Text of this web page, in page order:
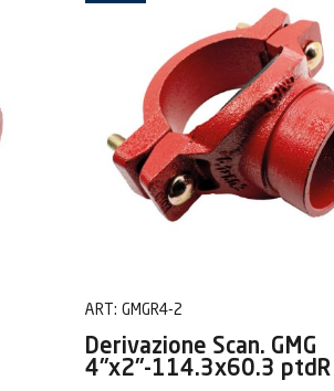
ART: GMGR4-2
Derivazione Scan. GMG
4"x2"-114.3x60.3 ptdR